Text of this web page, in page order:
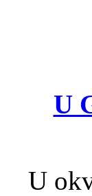
U
U